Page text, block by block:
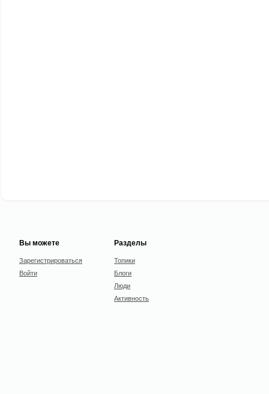
Вы можете
Зарегистрироваться
Войти
Разделы
Топики
Блоги
Люди
Активность